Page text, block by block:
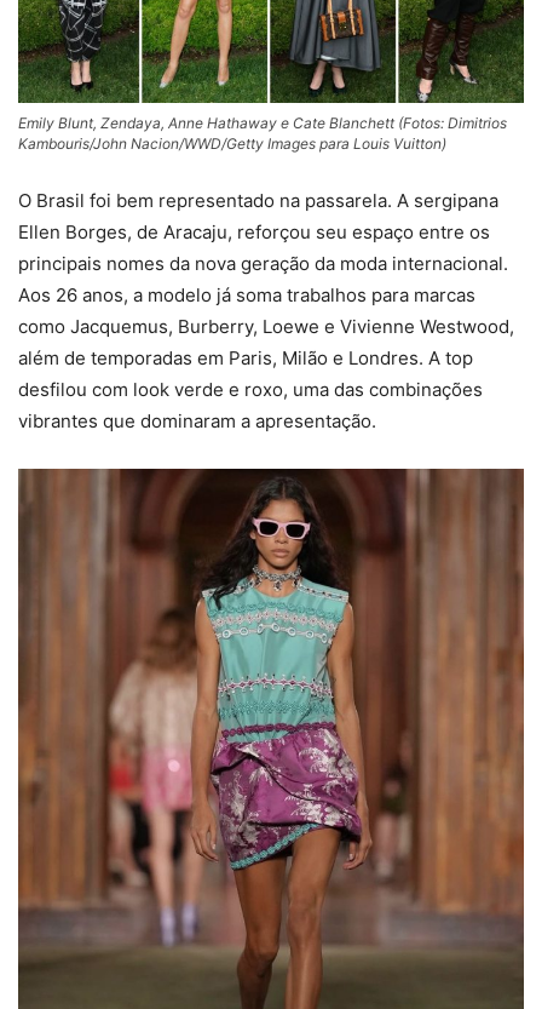
Emily Blunt, Zendaya, Anne Hathaway e Cate Blanchett (Fotos: Dimitrios
Kambouris/John Nacion/WWD/Getty Images para Louis Vuitton)
O Brasil foi bem representado na passarela. A sergipana
Ellen Borges, de Aracaju, reforçou seu espaço entre os
principais nomes da nova geração da moda internacional.
Aos 26 anos, a modelo já soma trabalhos para marcas
como Jacquemus, Burberry, Loewe e Vivienne Westwood,
além de temporadas em Paris, Milão e Londres. A top
desfilou com look verde e roxo, uma das combinações
vibrantes que dominaram a apresentação.